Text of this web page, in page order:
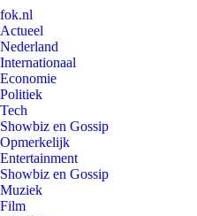
fok.nl
Actueel
Nederland
Internationaal
Economie
Politiek
Tech
Showbiz en Gossip
Opmerkelijk
Entertainment
Showbiz en Gossip
Muziek
Film